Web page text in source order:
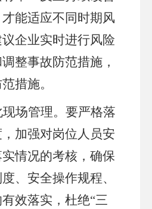
能适应不同时期风
企业实时进行风险
整事故防范措施，
措施。
场管理。要严格落
加强对岗位人员安
情况的考核，确保
、安全操作规程、
效落实，杜绝“三